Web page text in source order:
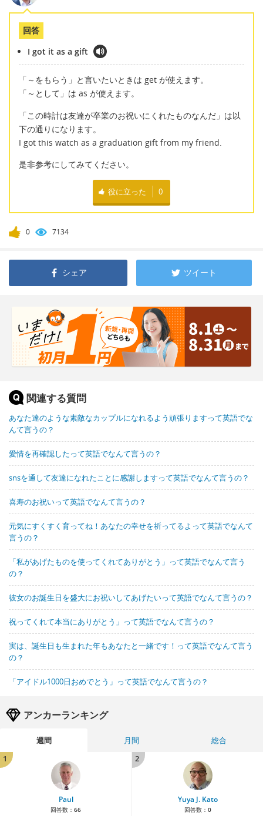
回答
I got it as a gift
「～をもらう」と言いたいときは get が使えます。
「～として」は as が使えます。
「この時計は友達が卒業のお祝いにくれたものなんだ」は以
下の通りになります。
I got this watch as a graduation gift from my friend.
是非参考にしてみてください。
役に立った 0
0 7134
シェア ツイート
関連する質問
あなた達のような素敵なカップルになれるよう頑張りますって英語でな
んて言うの？
愛情を再確認したって英語でなんて言うの？
snsを通して友達になれたことに感謝しますって英語でなんて言うの？
喜寿のお祝いって英語でなんて言うの？
元気にすくすく育ってね！あなたの幸せを祈ってるよって英語でなんて
言うの？
「私があげたものを使ってくれてありがとう」って英語でなんて言う
の？
彼女のお誕生日を盛大にお祝いしてあげたいって英語でなんて言うの？
祝ってくれて本当にありがとう」って英語でなんて言うの？
実は、誕生日も生まれた年もあなたと一緒です！って英語でなんて言う
の？
「アイドル1000日おめでとう」って英語でなんて言うの？
アンカーランキング
週間 月間
総合
1
Paul
回答数： 66
2
Yuya J. Kato
回答数： 0